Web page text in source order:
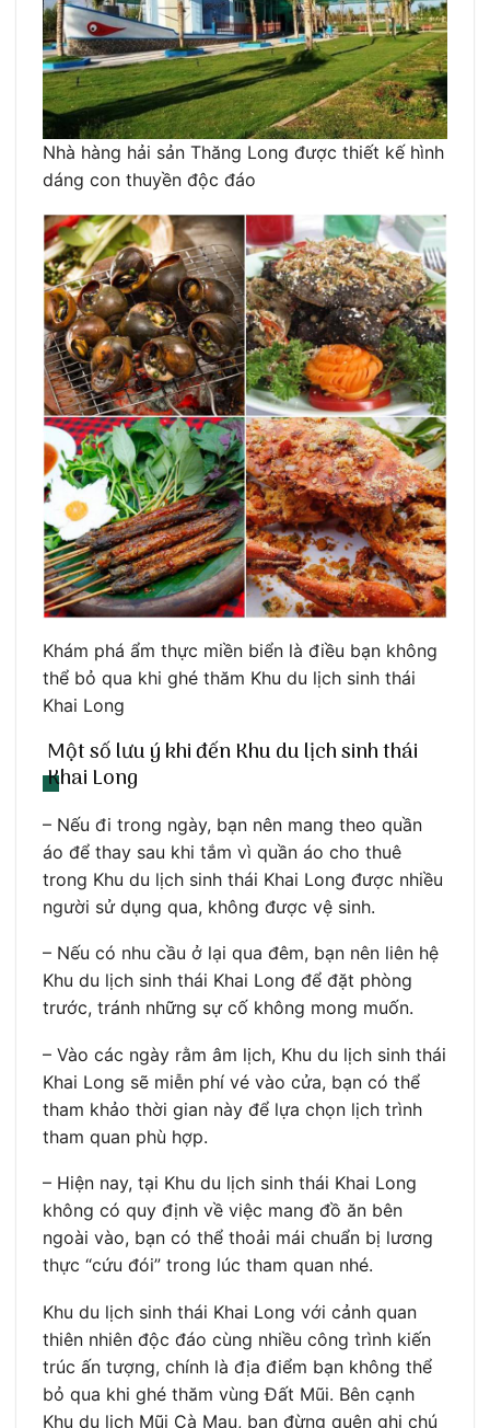
Nhà hàng hải sản Thăng Long được thiết kế hình
dáng con thuyền độc đáo
Khám phá ẩm thực miền biển là điều bạn không
thể bỏ qua khi ghé thăm Khu du lịch sinh thái
Khai Long
Một số lưu ý khi đến Khu du lịch sinh thái
Khai Long
– Nếu đi trong ngày, bạn nên mang theo quần
áo để thay sau khi tắm vì quần áo cho thuê
trong Khu du lịch sinh thái Khai Long được nhiều
người sử dụng qua, không được vệ sinh.
– Nếu có nhu cầu ở lại qua đêm, bạn nên liên hệ
Khu du lịch sinh thái Khai Long để đặt phòng
trước, tránh những sự cố không mong muốn.
– Vào các ngày rằm âm lịch, Khu du lịch sinh thái
Khai Long sẽ miễn phí vé vào cửa, bạn có thể
tham khảo thời gian này để lựa chọn lịch trình
tham quan phù hợp.
– Hiện nay, tại Khu du lịch sinh thái Khai Long
không có quy định về việc mang đồ ăn bên
ngoài vào, bạn có thể thoải mái chuẩn bị lương
thực “cứu đói” trong lúc tham quan nhé.
Khu du lịch sinh thái Khai Long với cảnh quan
thiên nhiên độc đáo cùng nhiều công trình kiến
trúc ấn tượng, chính là địa điểm bạn không thể
bỏ qua khi ghé thăm vùng Đất Mũi. Bên cạnh
Khu du lịch Mũi Cà Mau, bạn đừng quên ghi chú